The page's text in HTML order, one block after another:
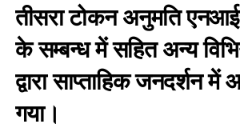
तीसरा टोकन अनुमति
के सम्बन्ध में सहित अन्य
द्वारा साप्ताहिक जनदर्शन में
गया।